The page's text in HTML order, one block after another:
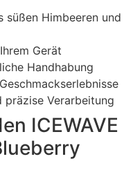
süßen Himbeeren und
Gerät
Handhabung
Verarbeitung
ICEWAVE